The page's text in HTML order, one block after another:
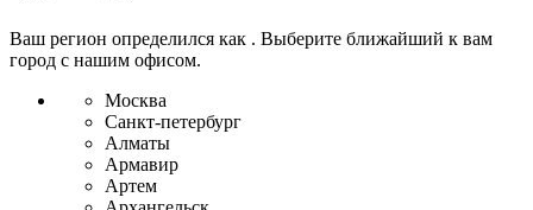
Ваш регион определился как . Выберите ближайший к вам
город с нашим офисом.
Москва
Санкт-петербург
Алматы
Армавир
Артем